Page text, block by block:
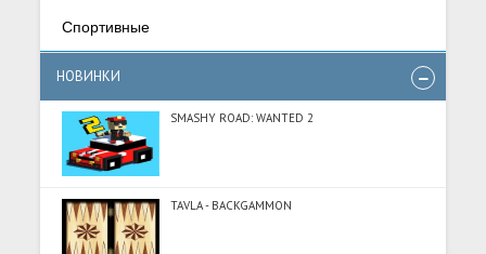
Спортивные
НОВИНКИ
SMASHY ROAD: WANTED 2
TAVLA - BACKGAMMON